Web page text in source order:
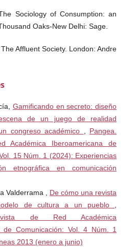
Sociology of Consumption: an
Oaks-New Delhi: Sage.
Affluent Society. London: Andre
I luoghi del quotidiano. Pubblicità
Advertisements. New York:
De la misère humaine en milieu
Mirror, on the Wall, What’s
on Advertising?. Journal of
Taking Aim at the Brand Bullies.
Gamificando en secreto: diseño
de un juego de realidad
congreso académico
Pangea.
Académica Iberoamericana de
15 Núm. 1 (2024): Experiencias
etnográfica en comunicación
Valderrama , De cómo una revista
de cultura a un pueblo
de Red Académica
de Comunicación: Vol. 4 Núm. 1
2013 (enero a junio)